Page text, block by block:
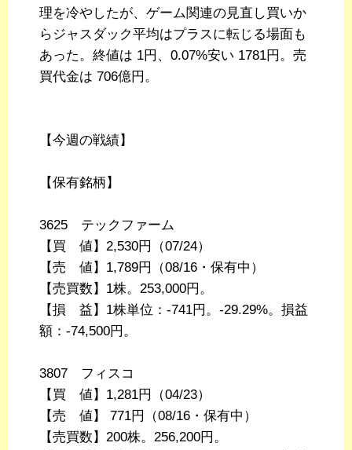
理を冷やしたが、ゲーム関連の見直し買いか
らジャスダック平均はプラスに転じる場面も
あった。終値は 1円、0.07%安い 1781円。売
買代金は 706億円。
【今週の戦績】
【保有銘柄】
3625 テックファーム
【買 値】2,530円（07/24）
【売 値】1,789円（08/16・保有中）
【売買数】1株。253,000円。
【損 益】1株単位：-741円。-29.29%。損益
額：-74,500円。
3807 フィスコ
【買 値】1,281円（04/23）
【売 値】 771円（08/16・保有中）
【売買数】200株。256,200円。